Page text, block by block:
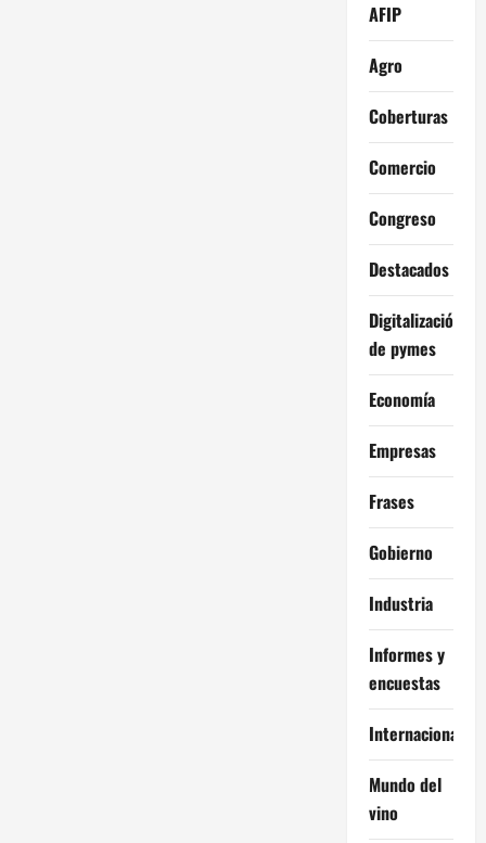
AFIP
Agro
Coberturas
Comercio
Congreso
Destacados
Digitalización
de pymes
Economía
Empresas
Frases
Gobierno
Industria
Informes y
encuestas
Internacional
Mundo del
vino